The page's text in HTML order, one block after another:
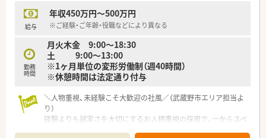
ます。
■調剤未経験の方でも独自のクセがない方を歓迎しており、これ
ます。
【こんな方にオススメ】
■吉祥寺エリアで転居を伴わずに永続的に働きたい方や、駅チカ
です。
■教育体制が充実しているため、未経験から基礎を学びたい方
や、将来の独立を見据えて経営を学びたい方には最適な環境と言
えます。
給与
年収450万円～500万円
※ご経験・ご年齢・役職などにより異なる
勤務
時間
月火木金 9:00～18:30
土 9:00～13:00
※1ヶ月単位の変形労働制（週40時間）
※休憩時間は法定通り付与
＼人物重視、未経験こそ大歓迎の社風／（武蔵野市エリア担当よ
り）
経験よりも誠実さを大切にするお人柄重視の採用で、一からスペ